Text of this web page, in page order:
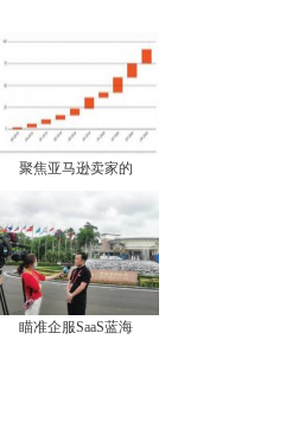
聚焦亚马逊卖家的
瞄准企服SaaS蓝海